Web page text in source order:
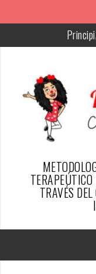
to
Silvia,
SER PAYASO
TESTIMONIOS
TRAVÉS